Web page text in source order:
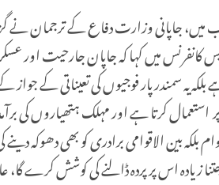
میں، جاپانی وزارت دفاع کے ترجمان
نے یومیہ پریس کانفرنس میں کہا کہ جاپان
یہ سمندر پار فوجیوں کی تعیناتی کے
کرتا ہے اور مہلک ہتھیاروں کی
بین الاقوامی برادری کو بھی دھوکہ
اس پر پردہ ڈالنے کی کوشش کرے گا،